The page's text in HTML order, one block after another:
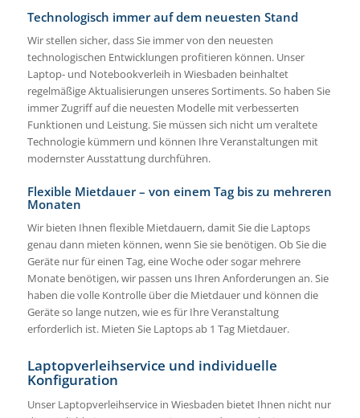
Technologisch immer auf dem neuesten Stand
Wir stellen sicher, dass Sie immer von den neuesten
technologischen Entwicklungen profitieren können. Unser
Laptop- und Notebookverleih in Wiesbaden beinhaltet
regelmäßige Aktualisierungen unseres Sortiments. So haben Sie
immer Zugriff auf die neuesten Modelle mit verbesserten
Funktionen und Leistung. Sie müssen sich nicht um veraltete
Technologie kümmern und können Ihre Veranstaltungen mit
modernster Ausstattung durchführen.
Flexible Mietdauer – von einem Tag bis zu mehreren
Monaten
Wir bieten Ihnen flexible Mietdauern, damit Sie die Laptops
genau dann mieten können, wenn Sie sie benötigen. Ob Sie die
Geräte nur für einen Tag, eine Woche oder sogar mehrere
Monate benötigen, wir passen uns Ihren Anforderungen an. Sie
haben die volle Kontrolle über die Mietdauer und können die
Geräte so lange nutzen, wie es für Ihre Veranstaltung
erforderlich ist. Mieten Sie Laptops ab 1 Tag Mietdauer.
Laptopverleihservice und individuelle
Konfiguration
Unser Laptopverleihservice in Wiesbaden bietet Ihnen nicht nur